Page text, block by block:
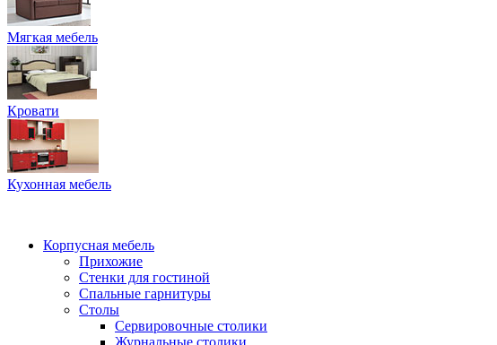
Мягкая мебель
Кровати
Кухонная мебель
Корпусная мебель
Прихожие
Стенки для гостиной
Спальные гарнитуры
Столы
Сервировочные столики
Журнальные столики